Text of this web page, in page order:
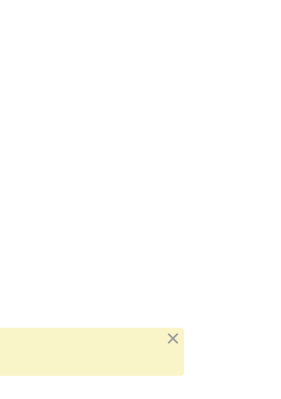
Dismiss